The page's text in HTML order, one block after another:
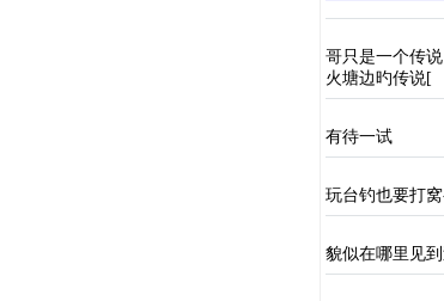
哥只是一个传说
火塘边旳传说[
有待一试
玩台钓也要打
貌似在哪里见